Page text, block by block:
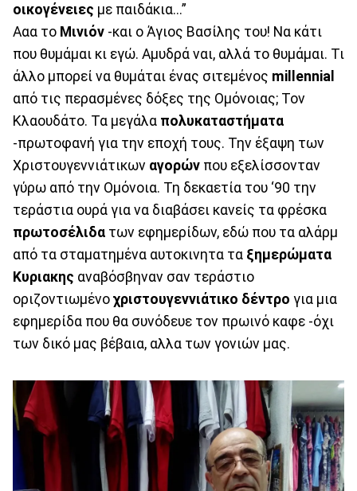
οικογένειες με παιδάκια...”
Ααα το Μινιόν -και ο Άγιος Βασίλης του! Να κάτι
που θυμάμαι κι εγώ. Αμυδρά ναι, αλλά το θυμάμαι. Τι
άλλο μπορεί να θυμάται ένας σιτεμένος millennial
από τις περασμένες δόξες της Ομόνοιας; Τον
Κλαουδάτο. Τα μεγάλα πολυκαταστήματα
-πρωτοφανή για την εποχή τους. Την έξαψη των
Χριστουγεννιάτικων αγορών που εξελίσσονταν
γύρω από την Ομόνοια. Τη δεκαετία του ‘90 την
τεράστια ουρά για να διαβάσει κανείς τα φρέσκα
πρωτοσέλιδα των εφημερίδων, εδώ που τα αλάρμ
από τα σταματημένα αυτοκινητα τα ξημερώματα
Κυριακης αναβόσβηναν σαν τεράστιο
οριζοντιωμένο χριστουγεννιάτικο δέντρο για μια
εφημερίδα που θα συνόδευε τον πρωινό καφε -όχι
των δικό μας βέβαια, αλλα των γονιών μας.